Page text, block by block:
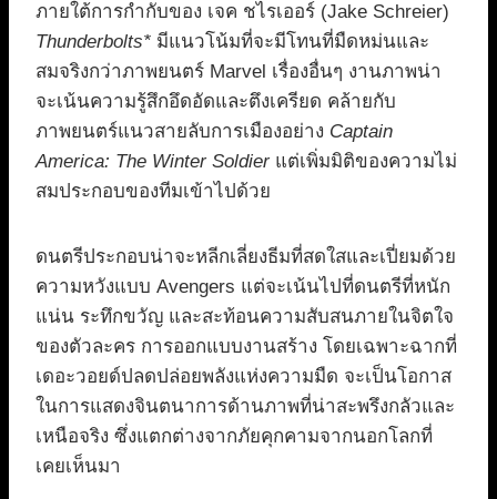
ภายใต้การกำกับของ เจค ชไรเออร์ (Jake Schreier)
Thunderbolts* มีแนวโน้มที่จะมีโทนที่มืดหม่นและ
สมจริงกว่าภาพยนตร์ Marvel เรื่องอื่นๆ งานภาพน่า
จะเน้นความรู้สึกอึดอัดและตึงเครียด คล้ายกับ
ภาพยนตร์แนวสายลับการเมืองอย่าง Captain
America: The Winter Soldierแต่เพิ่มมิติของความไม่
สมประกอบของทีมเข้าไปด้วย
ดนตรีประกอบน่าจะหลีกเลี่ยงธีมที่สดใสและเปี่ยมด้วย
ความหวังแบบ Avengers แต่จะเน้นไปที่ดนตรีที่หนัก
แน่น ระทึกขวัญ และสะท้อนความสับสนภายในจิตใจ
ของตัวละคร การออกแบบงานสร้าง โดยเฉพาะฉากที่
เดอะวอยด์ปลดปล่อยพลังแห่งความมืด จะเป็นโอกาส
ในการแสดงจินตนาการด้านภาพที่น่าสะพรึงกลัวและ
เหนือจริง ซึ่งแตกต่างจากภัยคุกคามจากนอกโลกที่
เคยเห็นมา